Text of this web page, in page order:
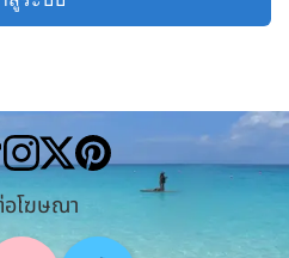
โฆษณา